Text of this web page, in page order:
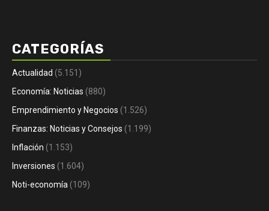
CATEGORÍAS
Actualidad (5.151)
Economía: Noticias (880)
Emprendimiento y Negocios (1.526)
Finanzas: Noticias y Consejos (1.199)
Inflación (1.153)
Inversiones (1.604)
Noti-economía (109)